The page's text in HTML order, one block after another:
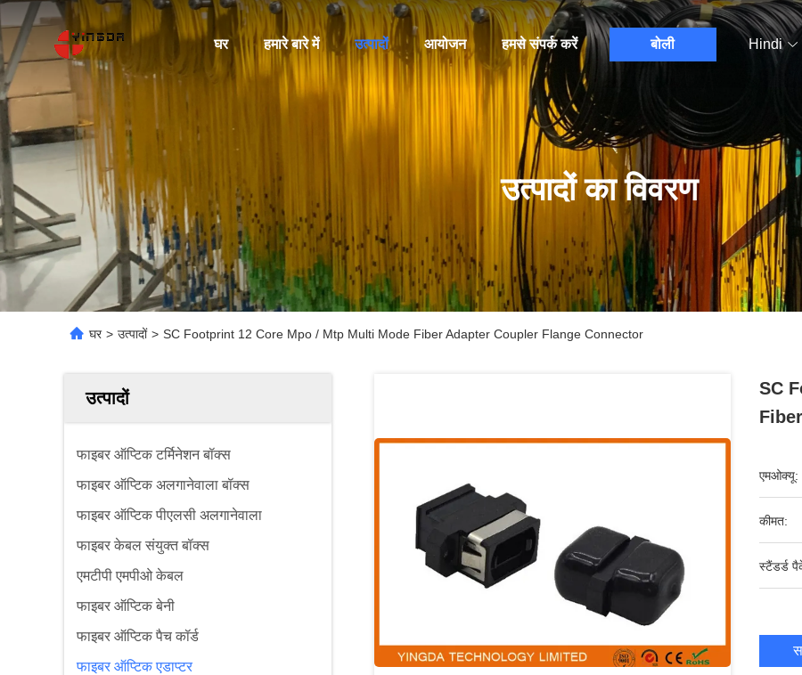
घर हमारे बारे में उत्पादों आयोजन हमसे संपर्क करें बोली Hindi
उत्पादों का विवरण
घर > उत्पादों > SC Footprint 12 Core Mpo / Mtp Multi Mode Fiber Adapter Coupler Flange Connector
उत्पादों
फाइबर ऑप्टिक टर्मिनेशन बॉक्स
फाइबर ऑप्टिक अलगानेवाला बॉक्स
फाइबर ऑप्टिक पीएलसी अलगानेवाला
फाइबर केबल संयुक्त बॉक्स
एमटीपी एमपीओ केबल
फाइबर ऑप्टिक बेनी
फाइबर ऑप्टिक पैच कॉर्ड
फाइबर ऑप्टिक एडाप्टर
SC
एमओक्यू:
कीमत:
स्टैंडर्ड